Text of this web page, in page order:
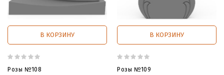
В КОРЗИНУ
Розы №108
В КОРЗИНУ
Розы №109